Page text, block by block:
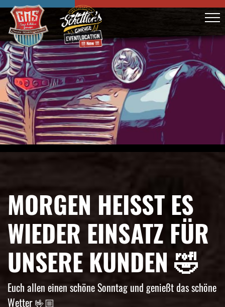
MORGEN HEISST ES W
IEDER EINSATZ FÜR U
NSERE KUNDEN 🤣
Euch allen einen schöne Sonntag und genießt das schöne
Wetter 🤟🏼